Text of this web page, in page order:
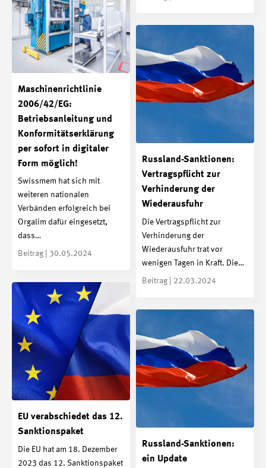
Maschinenrichtlinie
2006/42/EG:
Betriebsanleitung und
Konformitätserklärung
per sofort in digitaler
Form möglich!
Swissmem hat sich mit
weiteren nationalen
Verbänden erfolgreich bei
Orgalim dafür eingesetzt,
dass…
Beitrag | 30.05.2024
Russland-Sanktionen:
Vertragspflicht zur
Verhinderung der
Wiederausfuhr
Die Vertragspflicht zur
Verhinderung der
Wiederausfuhr trat vor
wenigen Tagen in Kraft. Die…
Beitrag | 22.03.2024
EU verabschiedet das 12.
Sanktionspaket
Die EU hat am 18. Dezember
2023 das 12. Sanktionspaket
Russland-Sanktionen:
ein Update